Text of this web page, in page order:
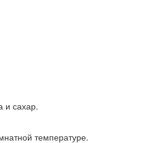
и сахар.
температуре.